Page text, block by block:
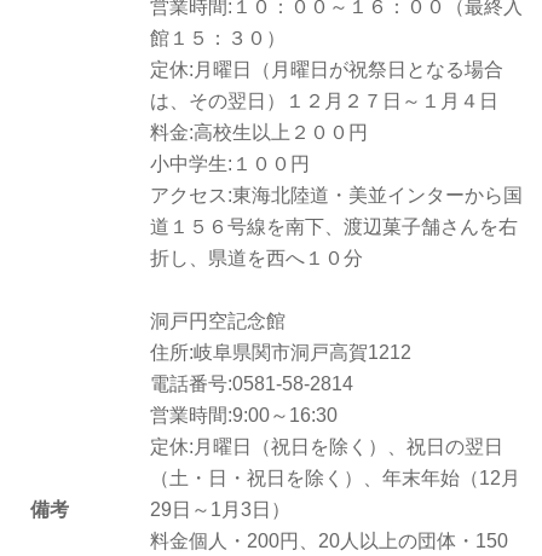
備考
営業時間:１０：００～１６：００（最終入
館１５：３０）
定休:月曜日（月曜日が祝祭日となる場合
は、その翌日）１２月２７日～１月４日
料金:高校生以上２００円
小中学生:１００円
アクセス:東海北陸道・美並インターから国
道１５６号線を南下、渡辺菓子舗さんを右
折し、県道を西へ１０分
洞戸円空記念館
住所:岐阜県関市洞戸高賀1212
電話番号:0581-58-2814
営業時間:9:00～16:30
定休:月曜日（祝日を除く）、祝日の翌日
（土・日・祝日を除く）、年末年始（12月
29日～1月3日）
料金個人・200円、20人以上の団体・150